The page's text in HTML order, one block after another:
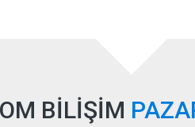
BİLİŞİM